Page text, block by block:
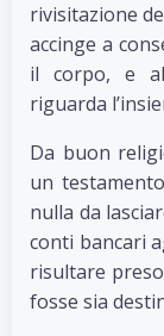
rivisitazione
accinge a
il corpo, e
riguarda
Da buon
un
nulla da
conti bancari
risultare
fosse sia